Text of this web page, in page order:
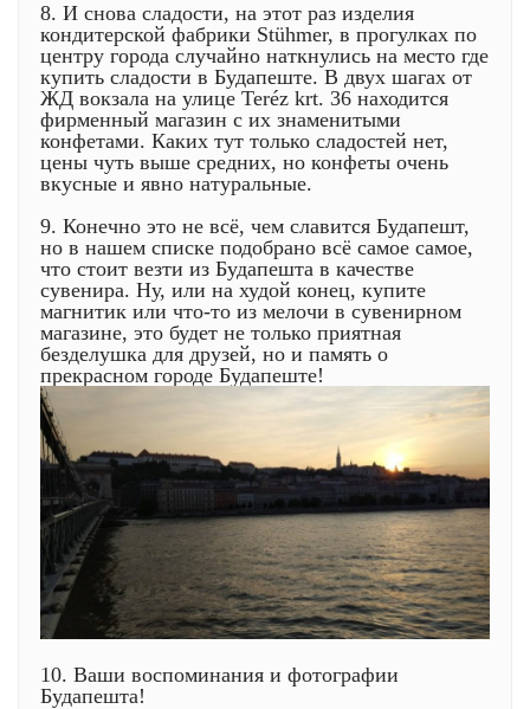
8. И снова сладости, на этот раз изделия
кондитерской фабрики Stühmer, в прогулках по
центру города случайно наткнулись на место где
купить сладости в Будапеште. В двух шагах от
ЖД вокзала на улице Teréz krt. 36 находится
фирменный магазин с их знаменитыми
конфетами. Каких тут только сладостей нет,
цены чуть выше средних, но конфеты очень
вкусные и явно натуральные.
9. Конечно это не всё, чем славится Будапешт,
но в нашем списке подобрано всё самое самое,
что стоит везти из Будапешта в качестве
сувенира. Ну, или на худой конец, купите
магнитик или что-то из мелочи в сувенирном
магазине, это будет не только приятная
безделушка для друзей, но и память о
прекрасном городе Будапеште!
10. Ваши воспоминания и фотографии
Будапешта!